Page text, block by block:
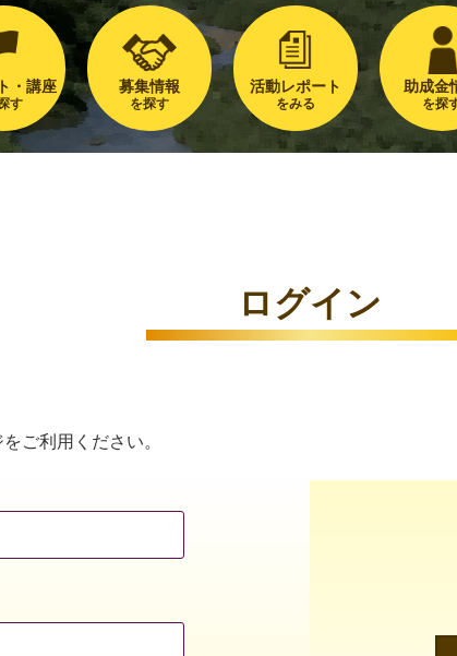
・講座
す
募集情報
を探す
活動レポート
をみる
助成金
を探
ログイン
ご利用ください。